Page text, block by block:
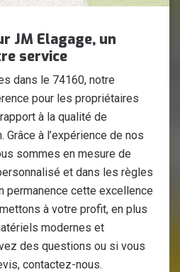
JM Elagage, un
service
dans le 74160, notre
pour les propriétaires
à la qualité de
Grâce à l’expérience de nos
sommes en mesure de
et dans les règles
permanence cette excellence
à votre profit, en plus
modernes et
des questions ou si vous
contactez-nous.